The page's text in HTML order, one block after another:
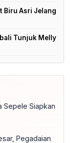
Biru Asri Jelang
Tunjuk Melly
Sepele Siapkan
Pegadaian